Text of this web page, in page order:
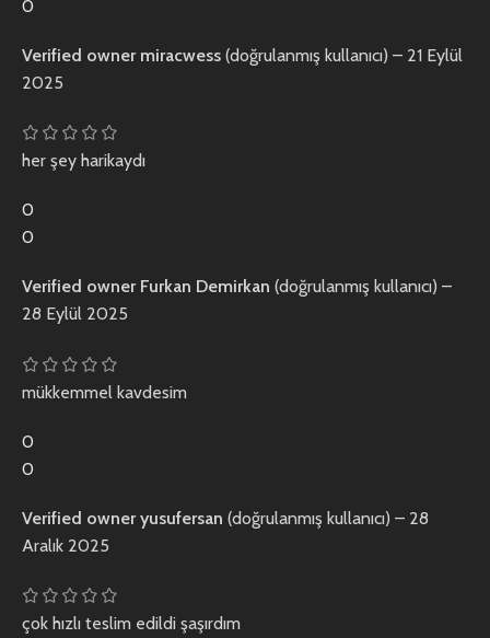
0
Verified owner miracwess (doğrulanmış kullanıcı) – 21 Eylül
2025
her şey harikaydı
0
0
Verified owner Furkan Demirkan (doğrulanmış kullanıcı) –
28 Eylül 2025
mükkemmel kavdesim
0
0
Verified owneryusufersan (doğrulanmış kullanıcı) – 28
Aralık 2025
çok hızlı teslim edildi şaşırdım